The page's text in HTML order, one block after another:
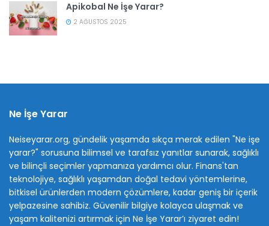
Apikobal Ne İşe Yarar?
2 AĞUSTOS 2025
Ne İşe Yarar
Neiseyarar.org, gündelik yaşamda sıkça merak edilen "Ne işe
yarar?" sorusuna bilimsel ve tarafsız yanıtlar sunarak, sağlıklı
ve bilinçli seçimler yapmanıza yardımcı olur. Finans'tan
teknolojiye, sağlıklı yaşamdan doğal tedavi yöntemlerine,
bitkisel ürünlerden modern çözümlere, kadar geniş bir içerik
yelpazesine sahibiz. Güvenilir bilgiye kolayca ulaşmak ve
yaşam kalitenizi artırmak için Ne İşe Yarar’ı ziyaret edin!